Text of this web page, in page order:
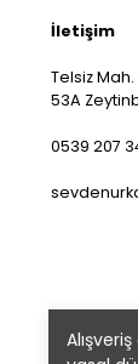
İletişim
Telsiz Mah.
53A
0539 207